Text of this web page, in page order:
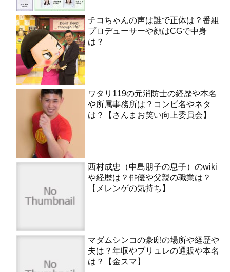
チコちゃんの声は誰で正体は？番組
プロデューサーや顔はCGで中身
は？
ワタリ119の元消防士の経歴や本名
や所属事務所は？コンビ名やネタ
は？【さんまお笑い向上委員会】
西村成忠（中島朋子の息子）のwiki
や経歴は？俳優や父親の職業は？
【メレンゲの気持ち】
マダムシンコの豪邸の場所や経歴や
夫は？年収やブリュレの通販や本名
は？【金スマ】